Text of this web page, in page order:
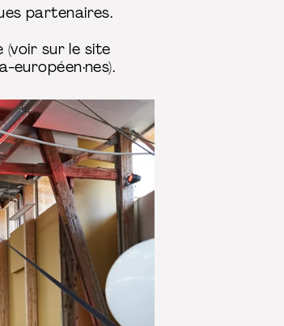
partenaires.
(voir sur le site